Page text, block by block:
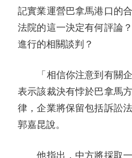
記實業運營巴拿馬港口的
法院的這一決定有何評論
進行的相關談判？
「相信你注意到有關企
表示該裁決有悖於巴拿馬
律，企業將保留包括訴訟
郭嘉昆說。
他指出，中方將採取一